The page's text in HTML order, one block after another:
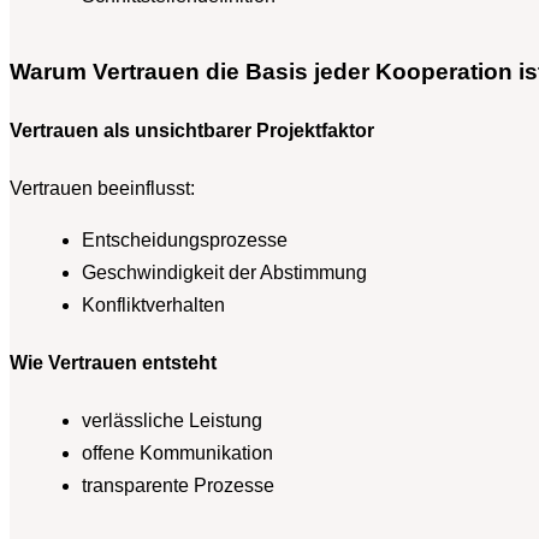
Warum Vertrauen die Basis jeder Kooperation
Vertrauen als unsichtbarer Projektfaktor
Vertrauen beeinflusst:
Entscheidungsprozesse
Geschwindigkeit der Abstimmung
Konfliktverhalten
Wie Vertrauen entsteht
verlässliche Leistung
offene Kommunikation
transparente Prozesse